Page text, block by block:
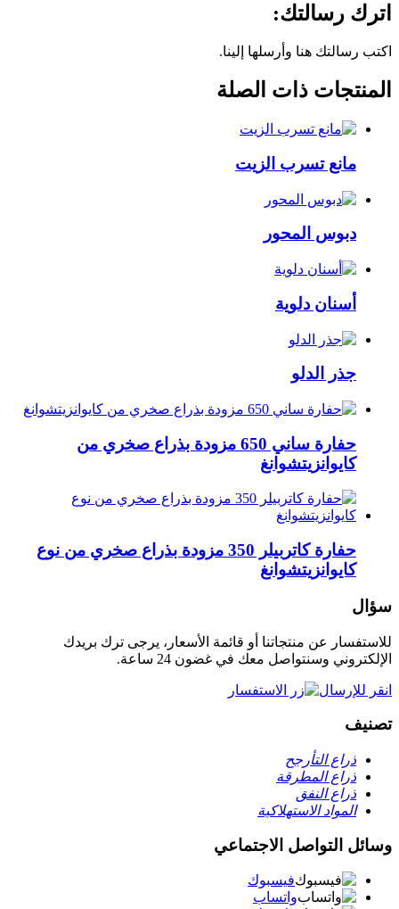
اترك رسالتك:
اكتب رسالتك هنا وأرسلها إلينا.
المنتجات ذات الصلة
مانع تسرب الزيت
دبوس المحور
أسنان دلوية
جذر الدلو
حفارة ساني 650 مزودة بذراع صخري من
كايوانزيتشوانغ
حفارة كاتربيلر 350 مزودة بذراع صخري من نوع
كايوانزيتشوانغ
سؤال
للاستفسار عن منتجاتنا أو قائمة الأسعار، يرجى ترك بريدك
الإلكتروني وسنتواصل معك في غضون 24 ساعة.
انقر للإرسال
تصنيف
ذراع التأرجح
ذراع المطرقة
ذراع النفق
المواد الاستهلاكية
وسائل التواصل الاجتماعي
فيسبوك
واتساب